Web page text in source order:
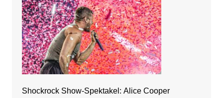
Shockrock Show-Spektakel: Alice Cooper